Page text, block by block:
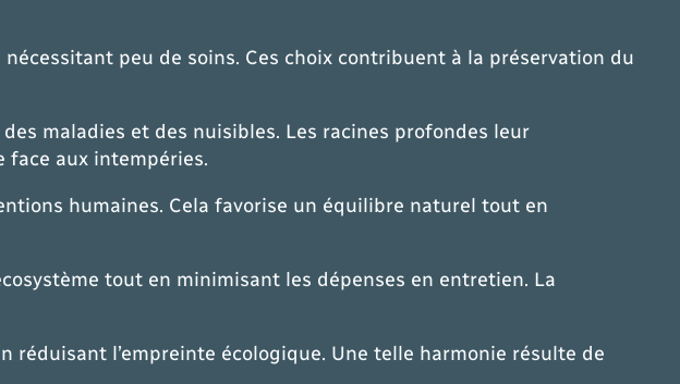
peu de soins. Ces choix contribuent à la préservation du
maladies et des nuisibles. Les racines profondes leur
face aux intempéries.
humaines. Cela favorise un équilibre naturel tout en
tout en minimisant les dépenses en entretien. La
l’empreinte écologique. Une telle harmonie résulte de